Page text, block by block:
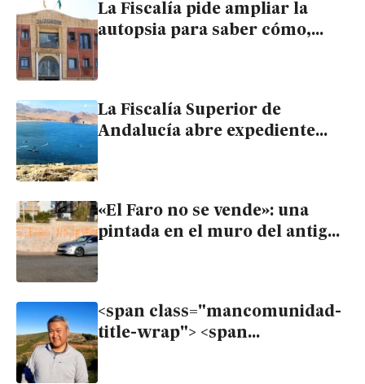
La Fiscalía pide ampliar la
autopsia para saber cómo,
La Fiscalía Superior de
Andalucía abre expediente
«El Faro no se vende»: una
pintada en el muro del antiguo
<span class="mancomunidad-
title-wrap"> <span